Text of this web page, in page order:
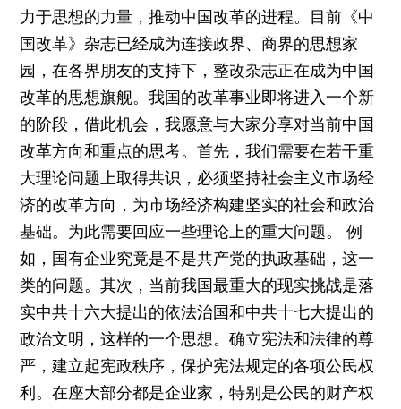
力于思想的力量，推动中国改革的进程。目前《中
国改革》杂志已经成为连接政界、商界的思想家
园，在各界朋友的支持下，整改杂志正在成为中国
改革的思想旗舰。我国的改革事业即将进入一个新
的阶段，借此机会，我愿意与大家分享对当前中国
改革方向和重点的思考。首先，我们需要在若干重
大理论问题上取得共识，必须坚持社会主义市场经
济的改革方向，为市场经济构建坚实的社会和政治
基础。为此需要回应一些理论上的重大问题。 例
如，国有企业究竟是不是共产党的执政基础，这一
类的问题。其次，当前我国最重大的现实挑战是落
实中共十六大提出的依法治国和中共十七大提出的
政治文明，这样的一个思想。确立宪法和法律的尊
严，建立起宪政秩序，保护宪法规定的各项公民权
利。在座大部分都是企业家，特别是公民的财产权